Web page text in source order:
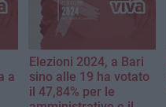
a
Elezioni 2024, a Bari
sino alle 19 ha votato
il 47,84% per le